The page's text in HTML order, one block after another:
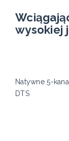
wysokiej
Natywne 5-
DTS